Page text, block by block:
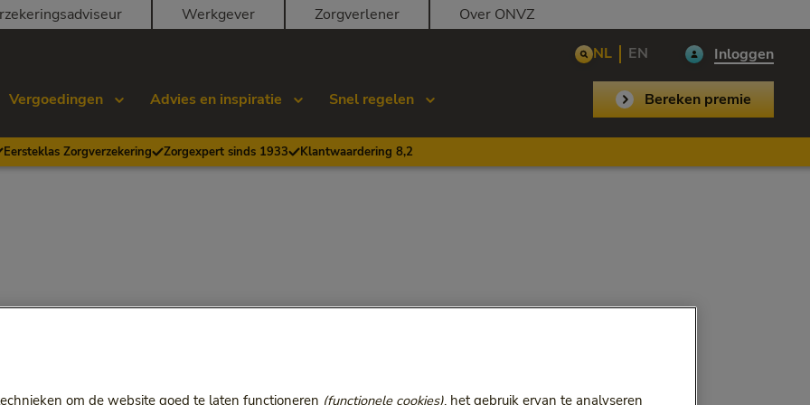
Werkgever Zorgverlener
Over ONVZ
NL EN Inloggen
Vergoedingen Advies en inspiratie Snel regelen Bereken premie
Eersteklas Zorgverzekering Zorgexpert sinds 1933 Klantwaardering 8,2
om de website goed te laten functioneren (functionele cookies), het gebruik ervan te analyseren